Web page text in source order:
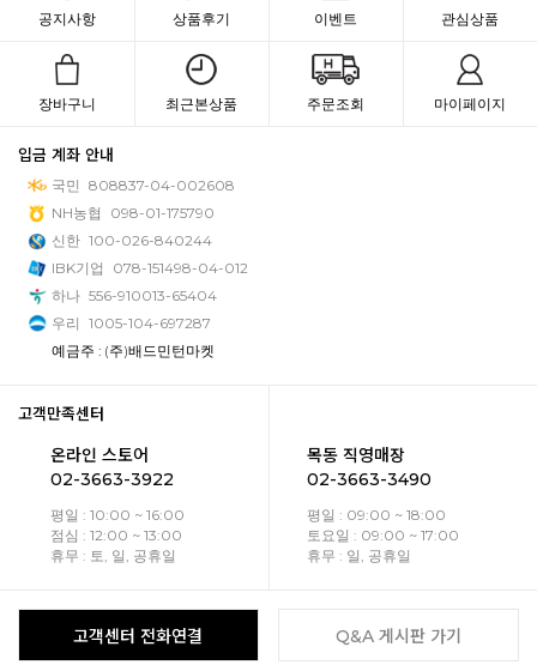
공지사항 상품후기 이벤트 관심상품
장바구니 최근본상품 주문조회 마이페이지
입금 계좌 안내
국민 808837-04-002608
NH농협
098-01-175790
신한 100-026-840244
IBK기업
078-151498-04-012
하나 556-910013-65404
우리 1005-104-697287
예금주 : (주)배드민턴마켓
고객만족센터
온라인 스토어
02-3663-3922
평일 : 10:00 ~ 16:00
점심 : 12:00 ~ 13:00
휴무 : 토, 일, 공휴일
목동 직영매장
02-3663-3490
평일 : 09:00 ~ 18:00
토요일 : 09:00 ~ 17:00
휴무 : 일, 공휴일
고객센터 전화연결 Q&A 게시판 가기